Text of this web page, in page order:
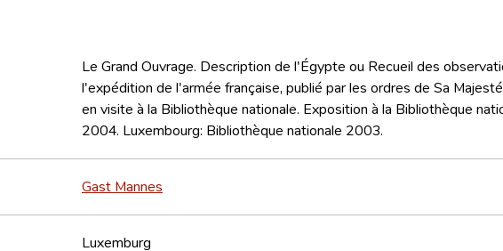
Le Grand Ouvrage. Description de l'Égypte ou Recueil des
l'expédition de l'armée française, publié par les ordres de Sa
en visite à la Bibliothèque nationale. Exposition à la Bibliothèque
2004. Luxembourg: Bibliothèque nationale 2003.
Gast Mannes
Luxemburg